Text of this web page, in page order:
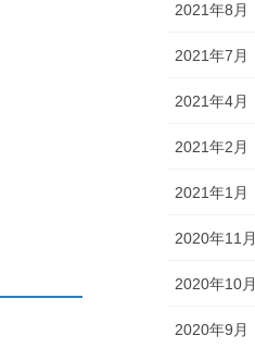
2021年8月
2021年7月
2021年4月
2021年2月
2021年1月
2020年11月
2020年10月
2020年9月